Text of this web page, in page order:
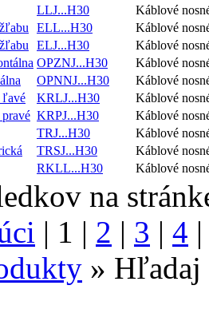
LLJ...H30
Káblové
ELL...H30
Káblové
ELJ...H30
Káblové
OPZNJ...H30
Káblové
OPNNJ...H30
Káblové
ľavé KRLJ...H30
Káblové
KRPJ...H30
Káblové
TRJ...H30
Káblové
TRSJ...H30
Káblové
RKLL...H30 Káblové
na
| 1 | 2 | 3 | 4
» Hľadaj